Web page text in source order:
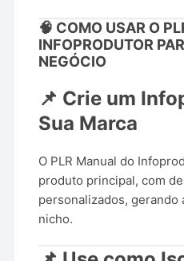
🧠 COMO USAR O
INFOPRODUTOR
NEGÓCIO
📌 Crie um
Sua Marca
O PLR Manual do
produto principal, com
personalizados, gerando
nicho.